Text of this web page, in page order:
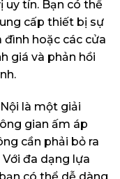
uy tín. Bạn có thể
cấp thiết bị sự
hoặc các cửa
giá và phản hồi
là một giải
gian ấm áp
cần phải bỏ ra
đa dạng lựa